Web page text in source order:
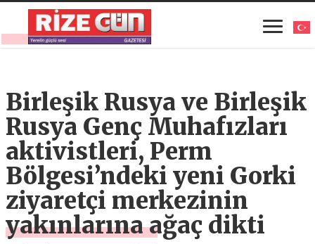
Birleşik Rusya ve Birleşik
Rusya Genç Muhafızları
aktivistleri, Perm
Bölgesi’ndeki yeni Gorki
ziyaretçi merkezinin
yakınlarına ağaç dikti